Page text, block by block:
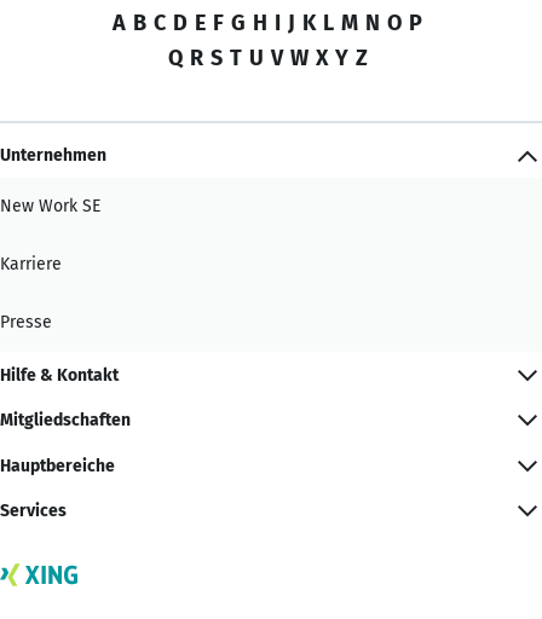
A B C D E F G H I J K L M N O P
Q R S T U V W X Y Z
Unternehmen
New Work SE
Karriere
Presse
Hilfe & Kontakt
Mitgliedschaften
Hauptbereiche
Services